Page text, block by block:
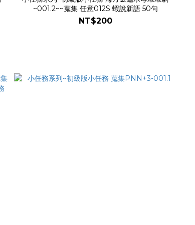
~001.2~~蒐集 任意012S 蝦說新語 50句
NT$200